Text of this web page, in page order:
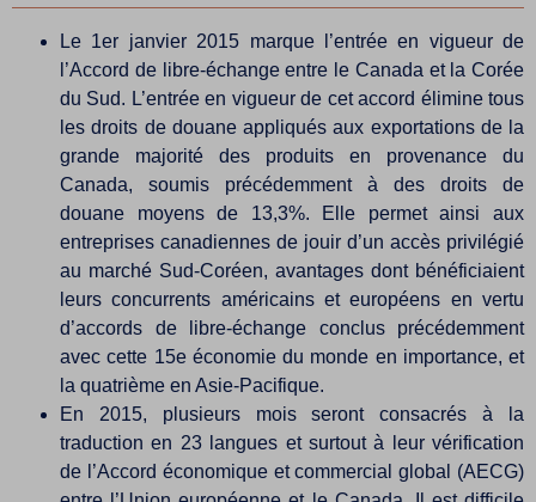
Le 1er janvier 2015 marque l’entrée en vigueur de
l’Accord de libre-échange entre le Canada et la Corée
du Sud. L’entrée en vigueur de cet accord élimine tous
les droits de douane appliqués aux exportations de la
grande majorité des produits en provenance du
Canada, soumis précédemment à des droits de
douane moyens de 13,3%. Elle permet ainsi aux
entreprises canadiennes de jouir d’un accès privilégié
au marché Sud-Coréen, avantages dont bénéficiaient
leurs concurrents américains et européens en vertu
d’accords de libre-échange conclus précédemment
avec cette 15e économie du monde en importance, et
la quatrième en Asie-Pacifique.
En 2015, plusieurs mois seront consacrés à la
traduction en 23 langues et surtout à leur vérification
de l’Accord économique et commercial global (AECG)